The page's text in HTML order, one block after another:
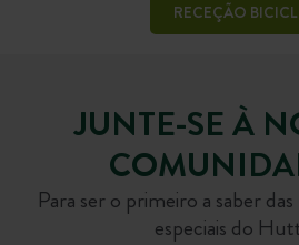
RECEÇÃO
JUNTE-SE À
Para ser o primeiro a saber
especiais do